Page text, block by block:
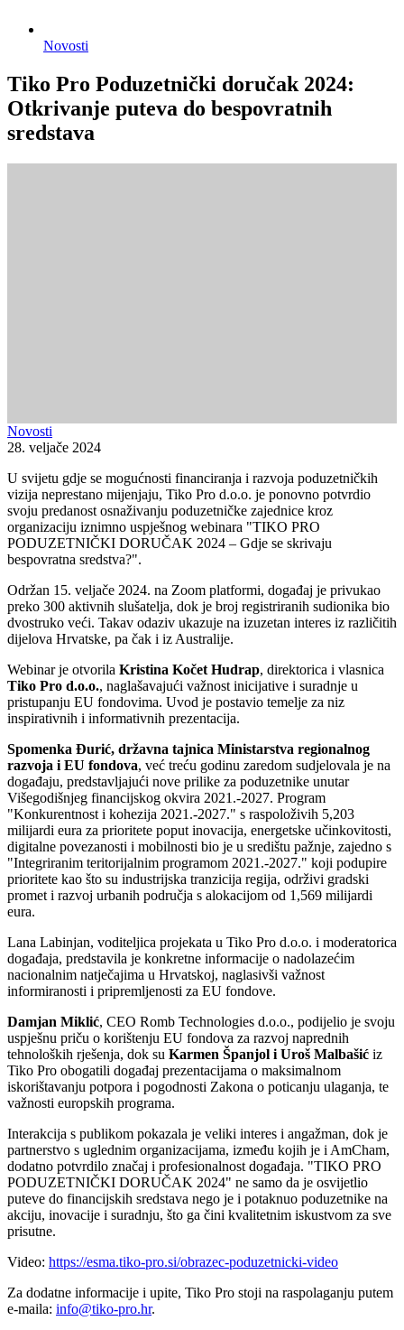
Novosti
Tiko Pro Poduzetnički doručak 2024:
Otkrivanje puteva do bespovratnih
sredstava
Novosti
28. veljače 2024
U svijetu gdje se mogućnosti financiranja i razvoja poduzetničkih
vizija neprestano mijenjaju, Tiko Pro d.o.o. je ponovno potvrdio
svoju predanost osnaživanju poduzetničke zajednice kroz
organizaciju iznimno uspješnog webinara "TIKO PRO
PODUZETNIČKI DORUČAK 2024 – Gdje se skrivaju
bespovratna sredstva?".
Održan 15. veljače 2024. na Zoom platformi, događaj je privukao
preko 300 aktivnih slušatelja, dok je broj registriranih sudionika bio
dvostruko veći. Takav odaziv ukazuje na izuzetan interes iz različitih
dijelova Hrvatske, pa čak i iz Australije.
Webinar je otvorila Kristina Kočet Hudrap, direktorica i vlasnica
Tiko Pro d.o.o., naglašavajući važnost inicijative i suradnje u
pristupanju EU fondovima. Uvod je postavio temelje za niz
inspirativnih i informativnih prezentacija.
Spomenka Đurić, državna tajnica Ministarstva regionalnog
razvoja i EU fondova, već treću godinu zaredom sudjelovala je na
događaju, predstavljajući nove prilike za poduzetnike unutar
Višegodišnjeg financijskog okvira 2021.-2027. Program
"Konkurentnost i kohezija 2021.-2027." s raspoloživih 5,203
milijardi eura za prioritete poput inovacija, energetske učinkovitosti,
digitalne povezanosti i mobilnosti bio je u središtu pažnje, zajedno s
"Integriranim teritorijalnim programom 2021.-2027." koji podupire
prioritete kao što su industrijska tranzicija regija, održivi gradski
promet i razvoj urbanih područja s alokacijom od 1,569 milijardi
eura.
Lana Labinjan, voditeljica projekata u Tiko Pro d.o.o. i moderatorica
događaja, predstavila je konkretne informacije o nadolazećim
nacionalnim natječajima u Hrvatskoj, naglasivši važnost
informiranosti i pripremljenosti za EU fondove.
Damjan Miklić, CEO Romb Technologies d.o.o., podijelio je svoju
uspješnu priču o korištenju EU fondova za razvoj naprednih
tehnoloških rješenja, dok su Karmen Španjol i Uroš Malbašić iz
Tiko Pro obogatili događaj prezentacijama o maksimalnom
iskorištavanju potpora i pogodnosti Zakona o poticanju ulaganja, te
važnosti europskih programa.
Interakcija s publikom pokazala je veliki interes i angažman, dok je
partnerstvo s uglednim organizacijama, između kojih je i AmCham,
dodatno potvrdilo značaj i profesionalnost događaja. "TIKO PRO
PODUZETNIČKI DORUČAK 2024" ne samo da je osvijetlio
puteve do financijskih sredstava nego je i potaknuo poduzetnike na
akciju, inovacije i suradnju, što ga čini kvalitetnim iskustvom za sve
prisutne.
Video: https://esma.tiko-pro.si/obrazec-poduzetnicki-video
Za dodatne informacije i upite, Tiko Pro stoji na raspolaganju putem
e-maila: info@tiko-pro.hr.